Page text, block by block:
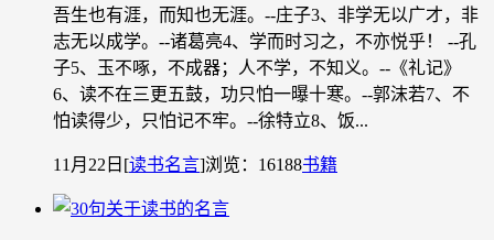
吾生也有涯，而知也无涯。--庄子3、非学无以广才，非
志无以成学。--诸葛亮4、学而时习之，不亦悦乎！ --孔
子5、玉不啄，不成器；人不学，不知义。--《礼记》
6、读不在三更五鼓，功只怕一曝十寒。--郭沫若7、不
怕读得少，只怕记不牢。--徐特立8、饭...
11月22日 [读书名言]浏览：16188书籍